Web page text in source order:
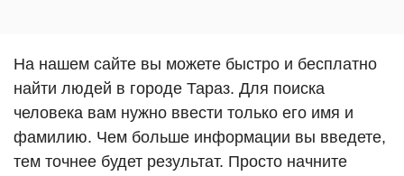
На нашем сайте вы можете быстро и бесплатно
найти людей в городе Тараз. Для поиска
человека вам нужно ввести только его имя и
фамилию. Чем больше информации вы введете,
тем точнее будет результат. Просто начните